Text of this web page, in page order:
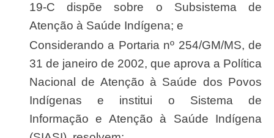
19-C dispõe sobre o Subsistema de
Atenção à Saúde Indígena; e
Considerando a Portaria nº 254/GM/MS, de
31 de janeiro de 2002, que aprova a Política
Nacional de Atenção à Saúde dos Povos
Indígenas e institui o Sistema de
Informação e Atenção à Saúde Indígena